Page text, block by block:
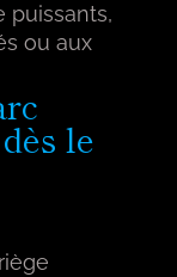
puissants,
ou aux
le